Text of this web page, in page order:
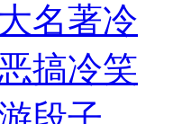
名著冷
搞冷笑